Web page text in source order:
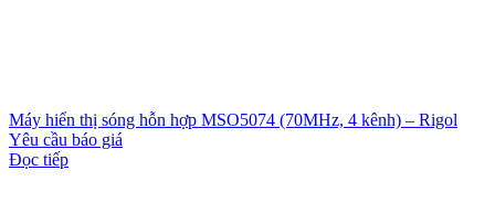
Máy hiển thị sóng hỗn hợp MSO5074 (70MHz, 4 kênh) – Rigol
Yêu cầu báo giá
Đọc tiếp